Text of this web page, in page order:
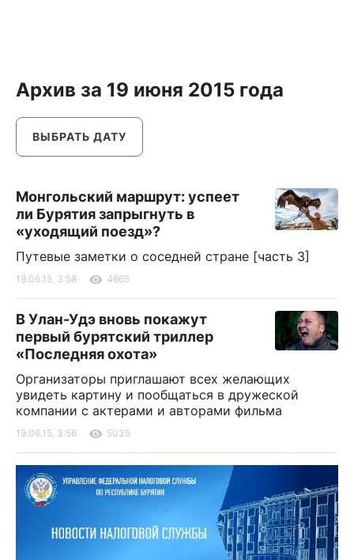
Архив за 19 июня 2015 года
ВЫБРАТЬ ДАТУ
Монгольский маршрут: успеет
ли Бурятия запрыгнуть в
«уходящий поезд»?
Путевые заметки о соседней стране [часть 3]
19.06.15, 3:58 4665
В Улан-Удэ вновь покажут
первый бурятский триллер
«Последняя охота»
Организаторы приглашают всех желающих
увидеть картину и пообщаться в дружеской
компании с актерами и авторами фильма
19.06.15, 3:56 5035